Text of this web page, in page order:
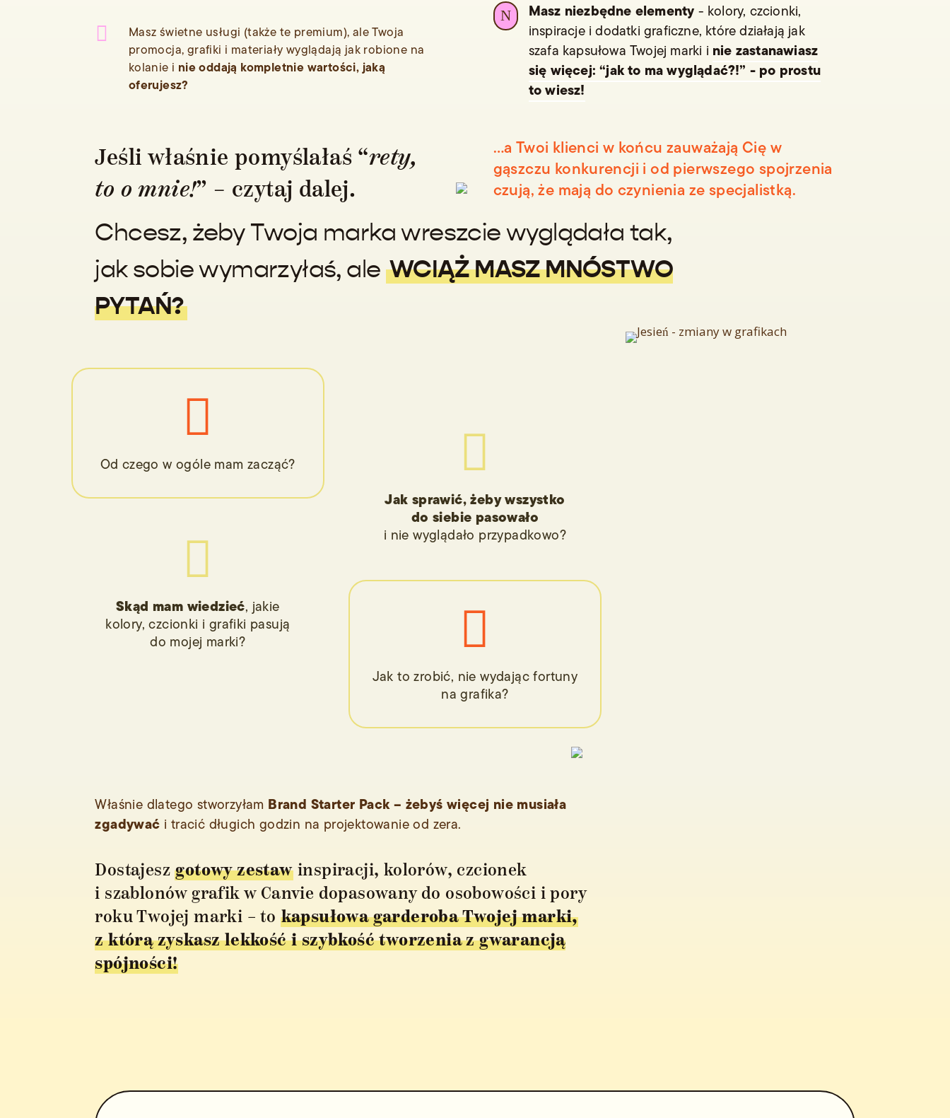

Masz świetne usługi (także te premium), ale Twoja
promocja, grafiki i materiały wyglądają jak robione na
kolanie i nie oddają kompletnie wartości, jaką
oferujesz?
Jeśli właśnie pomyślałaś “rety,
to o mnie!” – czytaj dalej.
N Masz niezbędne elementy - kolory, czcionki,
inspiracje i dodatki graficzne, które działają jak
szafa kapsułowa Twojej marki i nie zastanawiasz
się więcej: “jak to ma wyglądać?!” - po prostu
to wiesz!
…a Twoi klienci w końcu zauważają Cię w
gąszczu konkurencji i od pierwszego spojrzenia
czują, że mają do czynienia ze specjalistką.
Chcesz, żeby Twoja marka wreszcie wyglądała tak,
jak sobie wymarzyłaś, ale WCIĄŻ MASZ MNÓSTWO
PYTAŃ?

Od czego w ogóle mam zacząć?

Skąd mam wiedzieć, jakie
kolory, czcionki i grafiki pasują
do mojej marki?

Jak sprawić, żeby wszystko
do siebie pasowało
i nie wyglądało przypadkowo?

Jak to zrobić, nie wydając fortuny
na grafika?
Właśnie dlatego stworzyłam Brand Starter Pack – żebyś więcej nie musiała
zgadywać i tracić długich godzin na projektowanie od zera.
Dostajeszgotowy zestawinspiracji, kolorów, czcionek
i szablonów grafik w Canvie dopasowany do osobowości i pory
roku Twojej marki – to kapsułowa garderoba Twojej marki,
z którą zyskasz lekkość i szybkość tworzenia z gwarancją
spójności!